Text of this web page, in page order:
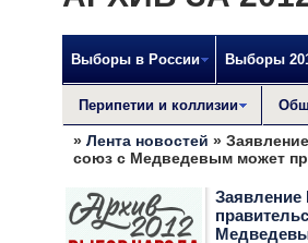
Выборы в России Выборы
Перипетии и коллизии
» Лента новостей »
союз с Медведевым может
Заявление